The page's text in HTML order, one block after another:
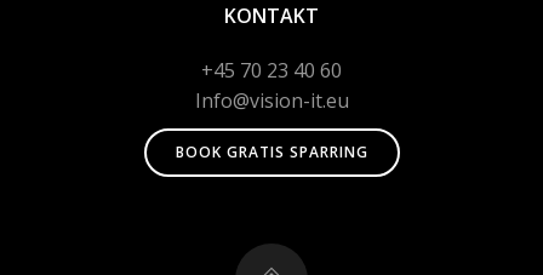
KONTAKT
+45 70 23 40 60
Info@vision-it.eu
BOOK GRATIS SPARRING